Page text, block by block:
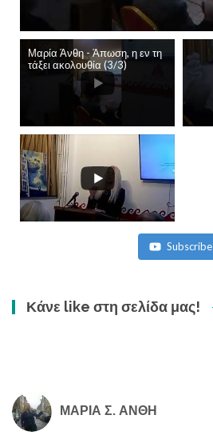
Μαρία Άνθη - Άπωση, η εν τη
τάξει ακολουθία (3/3)
Subscribe
Κάνε like στη σελίδα μας!
ΜΑΡΙΑ Σ. ΑΝΘΗ